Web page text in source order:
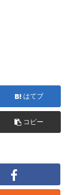
はてブ
コピー